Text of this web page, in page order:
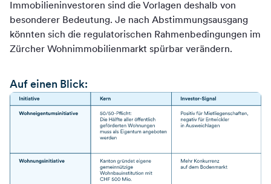
Immobilieninvestoren sind die Vorlagen deshalb von
besonderer Bedeutung. Je nach Abstimmungsausgang
könnten sich die regulatorischen Rahmenbedingungen im
Zürcher Wohnimmobilienmarkt spürbar verändern.
Auf einen Blick: